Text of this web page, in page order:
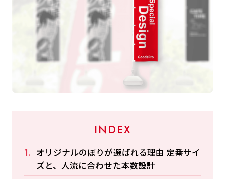
INDEX
オリジナルのぼりが選ばれる理由 定番サイ
ズと、人流に合わせた本数設計